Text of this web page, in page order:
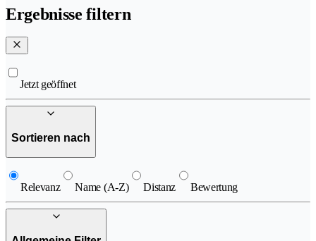
Ergebnisse filtern
Jetzt geöffnet
Sortieren nach
Relevanz Name (A-Z) Distanz Bewertung